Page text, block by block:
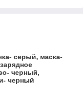
серый, маска-
черный,
черный